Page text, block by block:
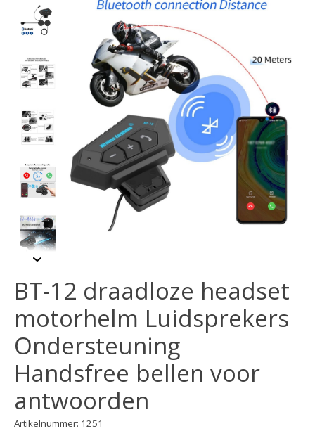
BT-12 draadloze headset
motorhelm Luidsprekers
Ondersteuning
Handsfree bellen voor
antwoorden
Artikelnummer: 1251